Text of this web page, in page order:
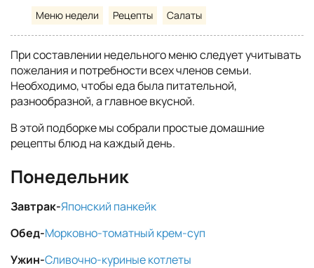
Меню недели
Рецепты Салаты
При составлении недельного меню следует учитывать
пожелания и потребности всех членов семьи.
Необходимо, чтобы еда была питательной,
разнообразной, а главное вкусной.
В этой подборке мы собрали простые домашние
рецепты блюд на каждый день.
Понедельник
Завтрак-Японский панкейк
Обед-Морковно-томатный крем-суп
Ужин-Сливочно-куриные котлеты